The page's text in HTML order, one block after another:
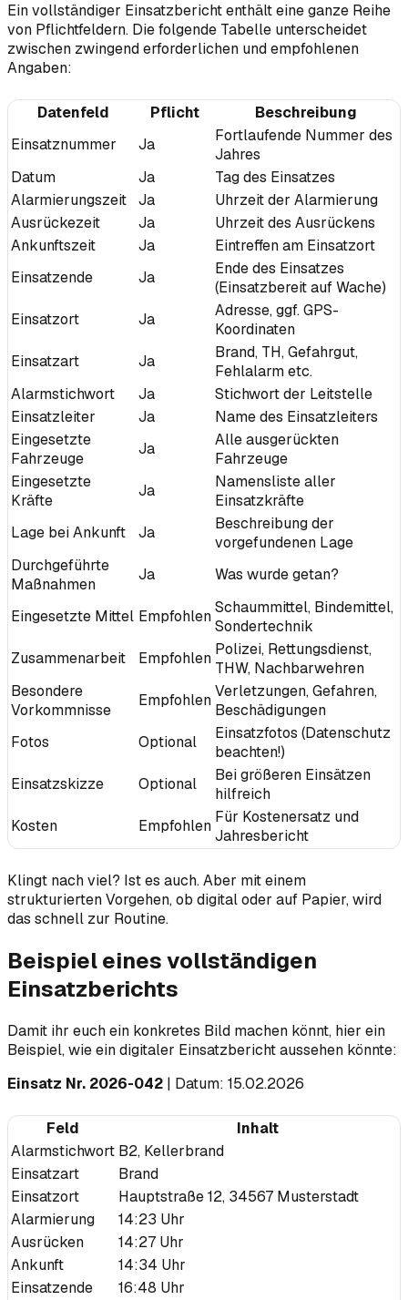
Ein vollständiger Einsatzbericht enthält eine ganze Reihe
von Pflichtfeldern. Die folgende Tabelle unterscheidet
zwischen zwingend erforderlichen und empfohlenen
Angaben:
Datenfeld Pflicht
Beschreibung
Einsatznummer
Ja
Fortlaufende Nummer des
Jahres
Datum
Ja
Tag des Einsatzes
Alarmierungszeit
Ja
Uhrzeit der Alarmierung
Ausrückezeit
Ja
Uhrzeit des Ausrückens
Ankunftszeit
Ja
Eintreffen am Einsatzort
Einsatzende
Ja
Ende des Einsatzes
(Einsatzbereit auf Wache)
Einsatzort
Ja
Adresse, ggf. GPS-
Koordinaten
Einsatzart
Ja
Brand, TH, Gefahrgut,
Fehlalarm etc.
Alarmstichwort
Ja
Stichwort der Leitstelle
Einsatzleiter
Ja
Name des Einsatzleiters
Eingesetzte
Fahrzeuge
Ja
Alle ausgerückten
Fahrzeuge
Eingesetzte
Kräfte
Ja
Namensliste aller
Einsatzkräfte
Lage bei Ankunft
Ja
Beschreibung der
vorgefundenen Lage
Durchgeführte
Maßnahmen
Ja Was wurde getan?
Eingesetzte Mittel EmpfohlenSchaummittel, Bindemittel,
Sondertechnik
Zusammenarbeit
Empfohlen Polizei, Rettungsdienst,
THW, Nachbarwehren
Besondere
Vorkommnisse
EmpfohlenVerletzungen, Gefahren,
Beschädigungen
Fotos
Optional
Einsatzfotos (Datenschutz
beachten!)
Einsatzskizze
Optional
Bei größeren Einsätzen
hilfreich
Kosten
Empfohlen Für Kostenersatz und
Jahresbericht
Klingt nach viel? Ist es auch. Aber mit einem
strukturierten Vorgehen, ob digital oder auf Papier, wird
das schnell zur Routine.
Beispiel eines vollständigen
Einsatzberichts
Damit ihr euch ein konkretes Bild machen könnt, hier ein
Beispiel, wie ein digitaler Einsatzbericht aussehen könnte:
Einsatz Nr. 2026-042 | Datum: 15.02.2026
Feld
Inhalt
Alarmstichwort B2, Kellerbrand
Einsatzart
Brand
Einsatzort
Hauptstraße 12, 34567 Musterstadt
Alarmierung
14:23 Uhr
Ausrücken
14:27 Uhr
Ankunft
14:34 Uhr
Einsatzende
16:48 Uhr